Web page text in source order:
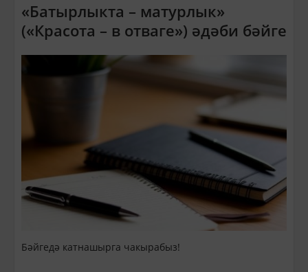
«Батырлыкта – матурлык»
(«Красота – в отваге») әдәби бәйге
Бәйгедә катнашырга чакырабыз!